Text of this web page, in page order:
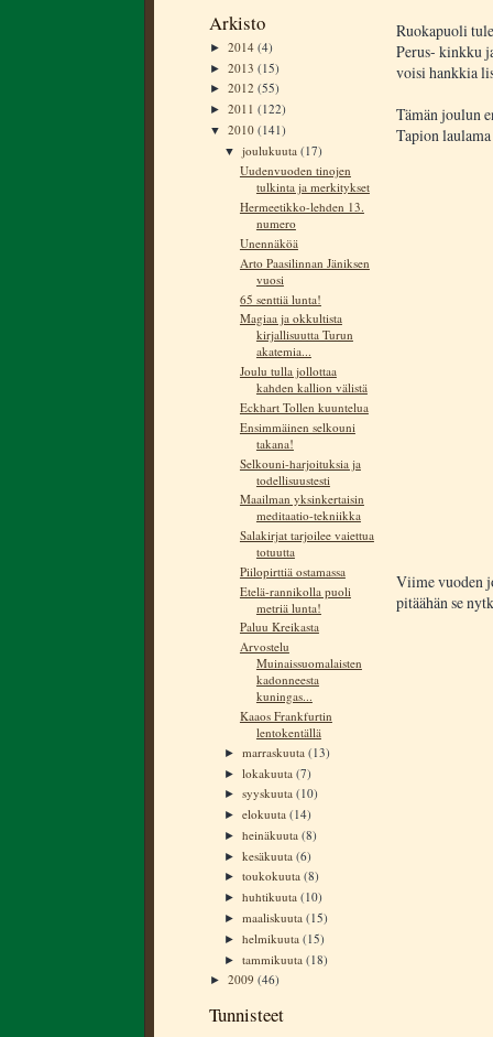
Arkisto
► 2014 (4)
► 2013 (15)
► 2012 (55)
► 2011 (122)
▼ 2010 (141)
▼joulukuuta(17)
Uudenvuoden tinojen
tulkinta ja merkitykset
Hermeetikko-lehden 13.
numero
Unennäköä
Arto Paasilinnan Jäniksen
vuosi
65 senttiä lunta!
Magiaa ja okkultista
kirjallisuutta Turun
akatemia...
Joulu tulla jollottaa
kahden kallion välistä
Eckhart Tollen kuuntelua
Ensimmäinen selkouni
takana!
Selkouni-harjoituksia ja
todellisuustesti
Maailman yksinkertaisin
meditaatio-tekniikka
Salakirjat tarjoilee vaiettua
totuutta
Piilopirttiä ostamassa
Etelä-rannikolla puoli
metriä lunta!
Paluu Kreikasta
Arvostelu
Muinaissuomalaisten
kadonneesta
kuningas...
Kaaos Frankfurtin
lentokentällä
►marraskuuta(13)
►lokakuuta(7)
►syyskuuta(10)
►elokuuta(14)
►heinäkuuta(8)
►kesäkuuta(6)
►toukokuuta(8)
►huhtikuuta(10)
►maaliskuuta(15)
►helmikuuta(15)
►tammikuuta(18)
► 2009 (46)
Tunnisteet
Ruokapuoli
Perus- kinkku
voisi hankkia
Tämän joulun
Tapion
Viime vuoden
pitäähän se